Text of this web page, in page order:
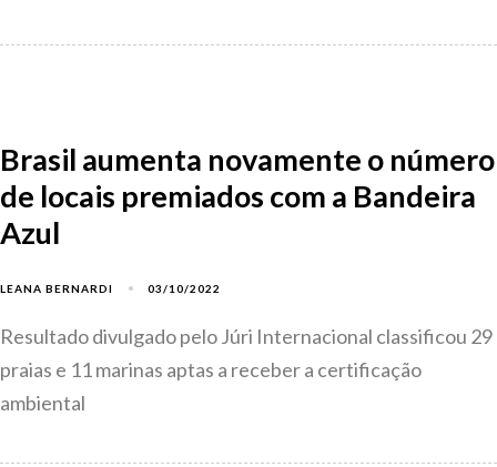
Brasil aumenta novamente o número
de locais premiados com a Bandeira
Azul
LEANA BERNARDI 03/10/2022
Resultado divulgado pelo Júri Internacional classificou 29
praias e 11 marinas aptas a receber a certificação
ambiental